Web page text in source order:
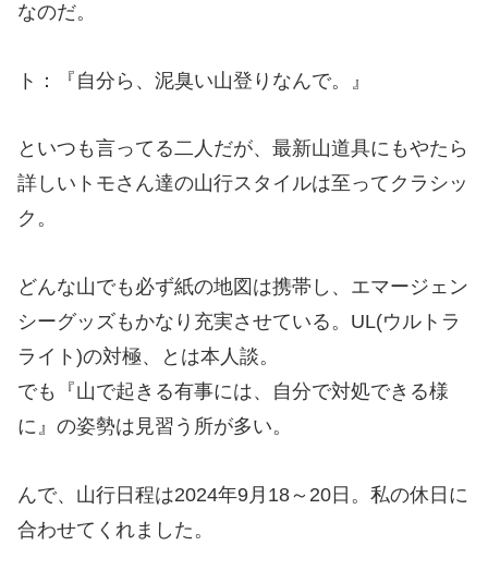
なのだ。
ト：『自分ら、泥臭い山登りなんで。』
といつも言ってる二人だが、最新山道具にもやたら
詳しいトモさん達の山行スタイルは至ってクラシッ
ク。
どんな山でも必ず紙の地図は携帯し、エマージェン
シーグッズもかなり充実させている。UL(ウルトラ
ライト)の対極、とは本人談。
でも『山で起きる有事には、自分で対処できる様
に』の姿勢は見習う所が多い。
んで、山行日程は2024年9月18～20日。私の休日に
合わせてくれました。